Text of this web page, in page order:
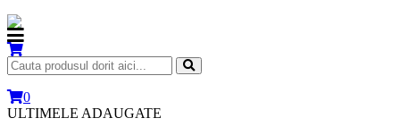
0
ULTIMELE ADAUGATE